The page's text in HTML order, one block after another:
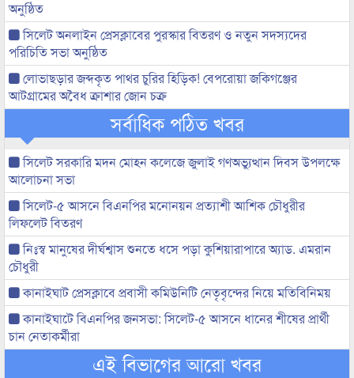
অনুষ্ঠিত
সিলেট অনলাইন প্রেসক্লাবের পুরস্কার বিতরণ ও নতুন সদস্যদের
পরিচিতি সভা অনুষ্ঠিত
লোভাছড়ার জব্দকৃত পাথর চুরির হিড়িক! বেপরোয়া জকিগঞ্জের
আটগ্রামের অবৈধ ক্রাশার জোন চক্র
সর্বাধিক পঠিত খবর
সিলেট সরকারি মদন মোহন কলেজে জুলাই গণঅভ্যুত্থান দিবস উপলক্ষে
আলোচনা সভা
সিলেট-৫ আসনে বিএনপির মনোনয়ন প্রত্যাশী আশিক চৌধুরীর
লিফলেট বিতরণ
নিঃস্ব মানুষের দীর্ঘশ্বাস শুনতে ধসে পড়া কুশিয়ারাপারে অ্যাড. এমরান
চৌধুরী
কানাইঘাট প্রেসক্লাবে প্রবাসী কমিউনিটি নেতৃবৃন্দের নিয়ে মতিবিনিময়
কানাইঘাটে বিএনপির জনসভা: সিলেট-৫ আসনে ধানের শীষের প্রার্থী
চান নেতাকর্মীরা
এই বিভাগের আরো খবর